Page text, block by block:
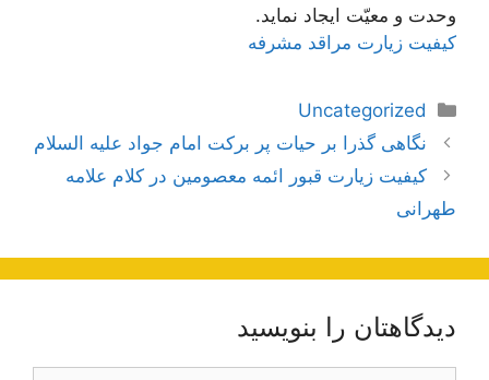
وحدت و معیّت ایجاد نماید.
کیفیت زیارت مراقد مشرفه
دسته‌ها
Uncategorized
ناوبری
نوشته‌ها
نگاهی گذرا بر حیات پر برکت امام جواد علیه السلام
کیفیت زیارت قبور ائمه معصومین در کلام علامه
طهرانی
دیدگاهتان را بنویسید